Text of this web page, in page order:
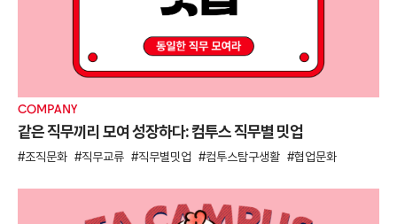
COMPANY
같은 직무끼리 모여 성장하다: 컴투스 직무별 밋업
조직문화 직무교류 직무별밋업 컴투스탐구생활 협업문화